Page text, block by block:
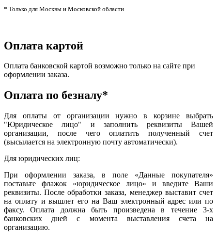
* Только для Москвы и Московской области
Оплата картой
Оплата банковской картой возможно только на сайте при
оформлении заказа.
Оплата по безналу*
Для оплаты от организации нужно в корзине выбрать
"Юридическое лицо" и заполнить реквизиты Вашей
организации, после чего оплатить полученный счет
(высылается на электронную почту автоматически).
Для юридических лиц:
При оформлении заказа, в поле «Данные покупателя»
поставьте флажок «юридическое лицо» и введите Ваши
реквизиты. После обработки заказа, менеджер выставит счет
на оплату и вышлет его на Ваш электронный адрес или по
факсу. Оплата должна быть произведена в течение 3-х
банковских дней с момента выставления счета на
организацию.